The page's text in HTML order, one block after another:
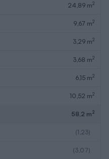
24,89 m2
9,67 m2
3,29 m2
3,68 m2
6,15 m2
10,52 m2
58,2 m2
(1,23)
(3,07)